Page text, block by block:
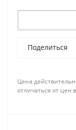
Поделиться
Цена
отличаться от цен